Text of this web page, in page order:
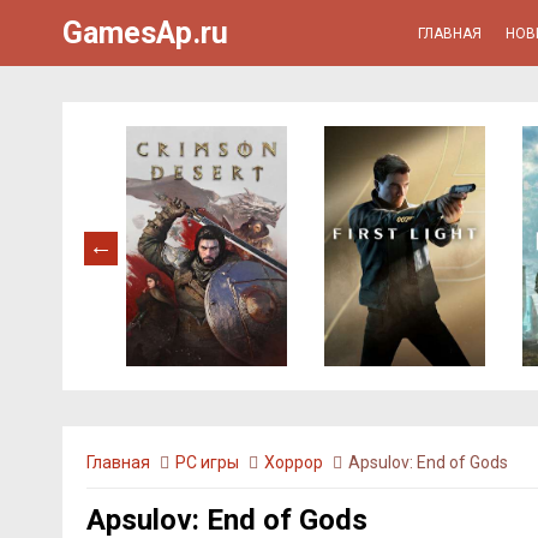
GamesAp.ru ГЛАВНАЯ
Главная PC игры Хоррор Apsulov: End of Gods
Apsulov: End of Gods